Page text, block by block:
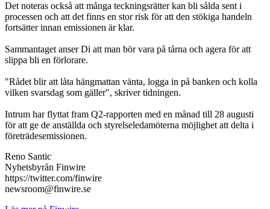
Det noteras också att många teckningsrätter kan bli sålda sent i
processen och att det finns en stor risk för att den stökiga handeln
fortsätter innan emissionen är klar.
Sammantaget anser Di att man bör vara på tårna och agera för att
slippa bli en förlorare.
"Rådet blir att låta hängmattan vänta, logga in på banken och kolla
vilken svarsdag som gäller", skriver tidningen.
Intrum har flyttat fram Q2-rapporten med en månad till 28 augusti
för att ge de anställda och styrelseledamöterna möjlighet att delta i
företrädesemissionen.
Reno Santic
Nyhetsbyrån Finwire
https://twitter.com/finwire
newsroom@finwire.se